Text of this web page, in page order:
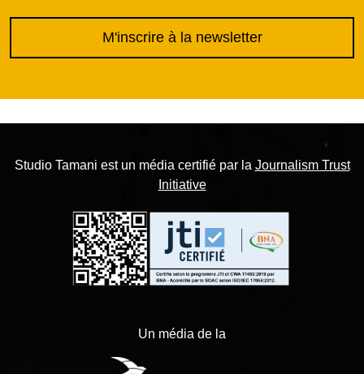
M'inscrire à la newsletter
Studio Tamani est un média certifié par la Journalism Trust
Initiative
Un média de la